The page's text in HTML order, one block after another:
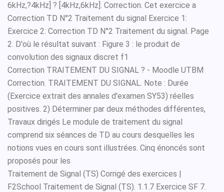
6kHz,?4kHz] ? [4kHz,6kHz]. Correction. Cet exercice a
Correction TD N°2 Traitement du signal Exercice 1:
Exercice 2: Correction TD N°2 Traitement du signal. Page
2. D'où le résultat suivant : Figure 3 : le produit de
convolution des signaux discret f1
Correction TRAITEMENT DU SIGNAL ? - Moodle UTBM
Correction. TRAITEMENT DU SIGNAL. Note : Durée
(Exercice extrait des annales d'examen SY53) réelles
positives. 2) Déterminer par deux méthodes différentes,
Travaux dirigés Le module de traitement du signal
comprend six séances de TD au cours desquelles les
notions vues en cours sont illustrées. Cinq énoncés sont
proposés pour les
Traitement de Signal (TS) Corrigé des exercices |
F2School Traitement de Signal (TS). 1.1.7 Exercice SF 7.